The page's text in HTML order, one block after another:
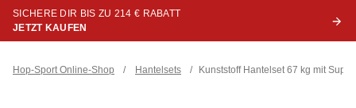
SICHERE DIR BIS ZU 214 € RABATT
JETZT KAUFEN
Hop-Sport Online-Shop / Hantelsets / Kunststoff Hantelset 67 kg mit